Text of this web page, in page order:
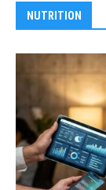
NUTRITION